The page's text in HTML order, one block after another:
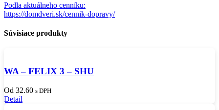
Podla aktuálneho cenníku:
https://domdveri.sk/cennik-dopravy/
Súvisiace produkty
WA – FELIX 3 – SHU
Od 32.60 s DPH
Detail